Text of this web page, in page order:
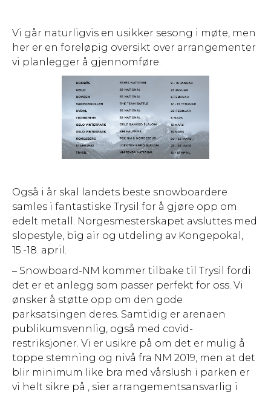
Vi går naturligvis en usikker sesong i møte, men
her er en foreløpig oversikt over arrangementer
vi planlegger å gjennomføre.
Også i år skal landets beste snowboardere
samles i fantastiske Trysil for å gjøre opp om
edelt metall. Norgesmesterskapet avsluttes med
slopestyle, big air og utdeling av Kongepokal,
15.-18. april.
– Snowboard-NM kommer tilbake til Trysil fordi
det er et anlegg som passer perfekt for oss. Vi
ønsker å støtte opp om den gode
parksatsingen deres. Samtidig er arenaen
publikumsvennlig, også med covid-
restriksjoner. Vi er usikre på om det er mulig å
toppe stemning og nivå fra NM 2019, men at det
blir minimum like bra med vårslush i parken er
vi helt sikre på , sier arrangementsansvarlig i